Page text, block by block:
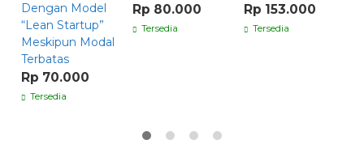
Dengan Model
“Lean Startup”
Meskipun Modal
Terbatas
Rp 70.000
Tersedia
Rp 80.000
Tersedia
Rp 153.000
Tersedia